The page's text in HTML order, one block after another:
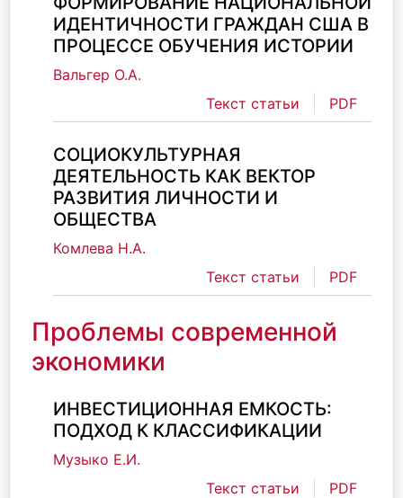
ИДЕНТИЧНОСТИ ГРАЖДАН США В
ПРОЦЕССЕ ОБУЧЕНИЯ ИСТОРИИ
Вальгер О.А.
Текст статьи
PDF
СОЦИОКУЛЬТУРНАЯ
ДЕЯТЕЛЬНОСТЬ КАК ВЕКТОР
РАЗВИТИЯ ЛИЧНОСТИ И
ОБЩЕСТВА
Комлева Н.А.
Текст статьи
PDF
Проблемы современной
экономики
ИНВЕСТИЦИОННАЯ ЕМКОСТЬ:
ПОДХОД К КЛАССИФИКАЦИИ
Музыко Е.И.
Текст статьи
PDF